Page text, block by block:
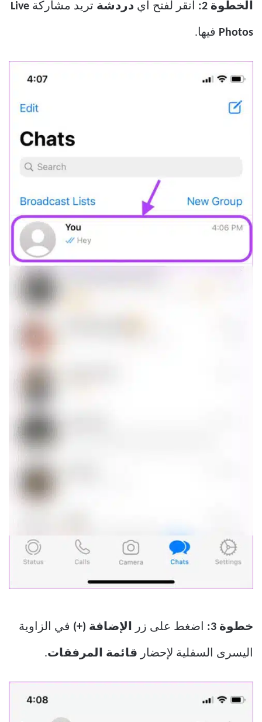
الخطوة 2: انقر لفتح أي دردشة تريد مشاركة Live
Photos فيها.
خطوة 3: اضغط على زر الإضافة (+) في الزاوية
اليسرى السفلية لإحضار قائمة المرفقات.